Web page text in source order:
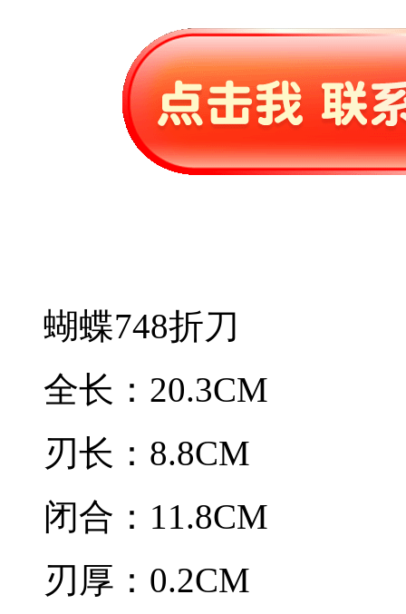
蝴蝶748折刀
全长：20.3CM
刃长：8.8CM
闭合：11.8CM
刃厚：0.2CM